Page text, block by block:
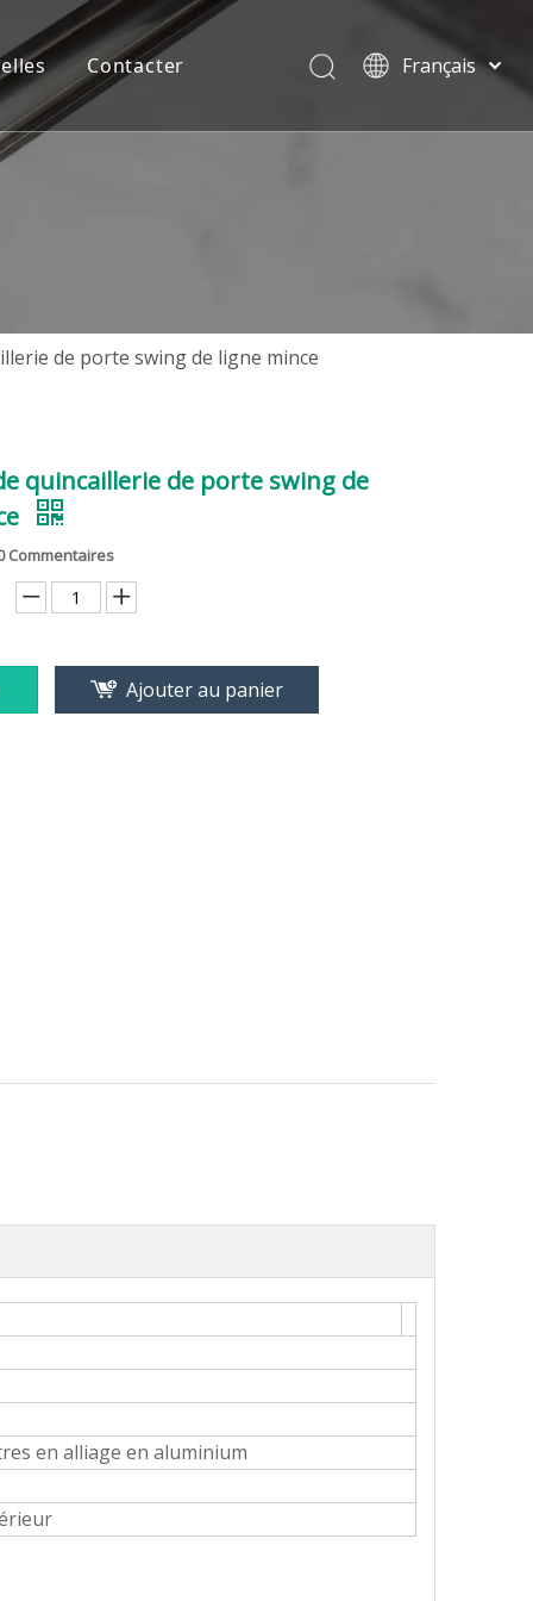
aluminium
Contacter
Français
简体中文
Italiano
de porte swing de ligne mince
quincaillerie de porte swing de
Commentaires
Ajouter au panier
en alliage en aluminium